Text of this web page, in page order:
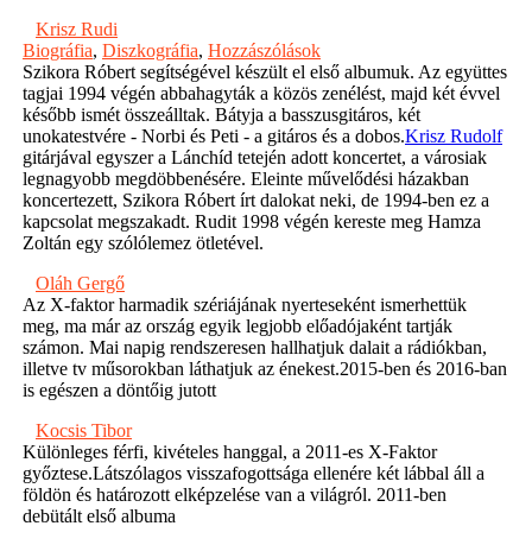
Krisz Rudi
Biográfia, Diszkográfia, Hozzászólások
Szikora Róbert segítségével készült el első albumuk. Az együttes
tagjai 1994 végén abbahagyták a közös zenélést, majd két évvel
később ismét összeálltak. Bátyja a basszusgitáros, két
unokatestvére - Norbi és Peti - a gitáros és a dobos.Krisz Rudolf
gitárjával egyszer a Lánchíd tetején adott koncertet, a városiak
legnagyobb megdöbbenésére. Eleinte művelődési házakban
koncertezett, Szikora Róbert írt dalokat neki, de 1994-ben ez a
kapcsolat megszakadt. Rudit 1998 végén kereste meg Hamza
Zoltán egy szólólemez ötletével.
Oláh Gergő
Az X-faktor harmadik szériájának nyerteseként ismerhettük
meg, ma már az ország egyik legjobb előadójaként tartják
számon. Mai napig rendszeresen hallhatjuk dalait a rádiókban,
illetve tv műsorokban láthatjuk az énekest.2015-ben és 2016-ban
is egészen a döntőig jutott
Kocsis Tibor
Különleges férfi, kivételes hanggal, a 2011-es X-Faktor
győztese.Látszólagos visszafogottsága ellenére két lábbal áll a
földön és határozott elképzelése van a világról. 2011-ben
debütált első albuma